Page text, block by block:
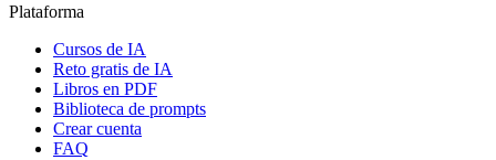
Plataforma
Cursos de IA
Reto gratis de IA
Libros en PDF
Biblioteca de prompts
Crear cuenta
FAQ